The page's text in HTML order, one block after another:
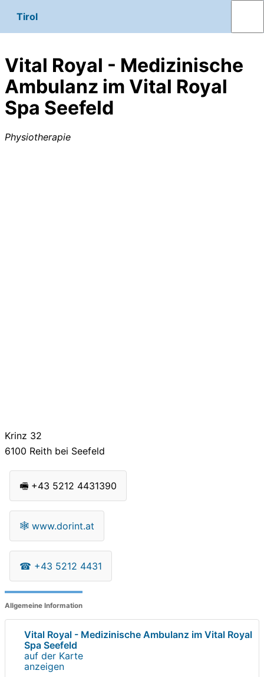
Tirol
Vital Royal - Medizinische
Ambulanz im Vital Royal
Spa Seefeld
Physiotherapie
Krinz 32
6100 Reith bei Seefeld
🖷 +43 5212 4431390
🕸 www.dorint.at
☎ +43 5212 4431
Allgemeine Information
Vital Royal - Medizinische Ambulanz im Vital Royal
Spa Seefeld
auf der Karte
anzeigen